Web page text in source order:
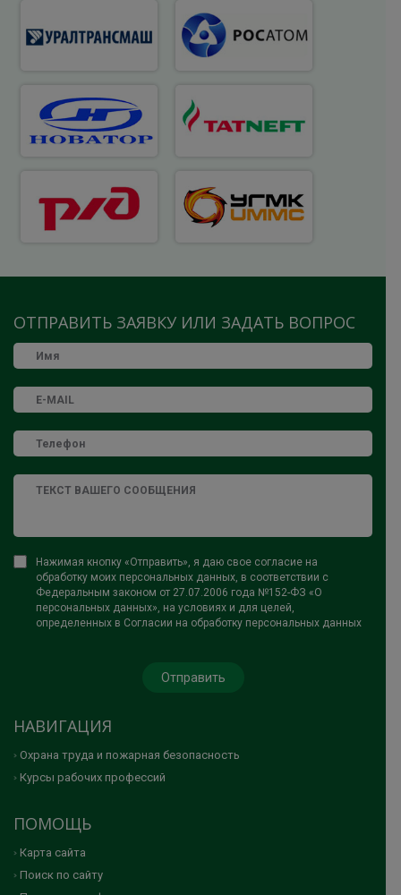
ОТПРАВИТЬ ЗАЯВКУ ИЛИ ЗАДАТЬ ВОПРОС
Нажимая кнопку «Отправить», я даю свое согласие на
обработку моих персональных данных, в соответствии с
Федеральным законом от 27.07.2006 года №152-ФЗ «О
персональных данных», на условиях и для целей,
определенных в Согласии на обработку персональных данных
НАВИГАЦИЯ
Охрана труда и пожарная безопасность
Курсы рабочих профессий
ПОМОЩЬ
Карта сайта
Поиск по сайту